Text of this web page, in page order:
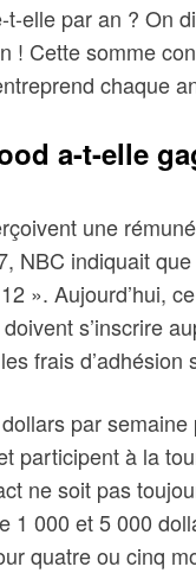
elle par an ? On
! Cette somme
chaque
a-t-elle
une
NBC indiquait
». Aujourd’hui,
s’inscrire
frais d’adhésion
par
participent à la
ne soit pas
1 000 et 5 000
quatre ou cinq